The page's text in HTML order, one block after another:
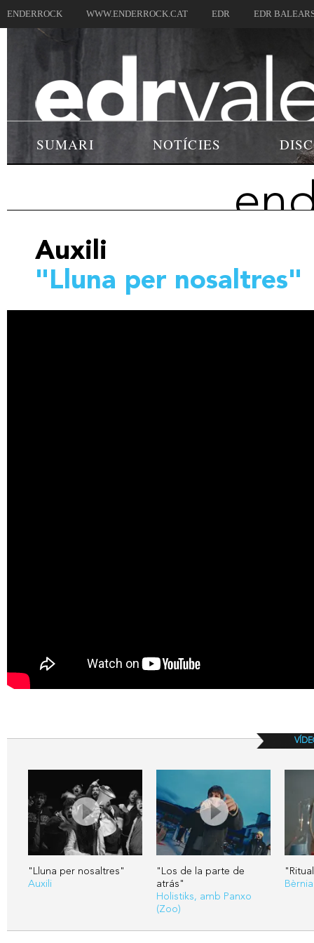
ENDERROCK WWW.ENDERROCK.CAT EDR EDR
SUMARI NOTÍCIES
Auxili
"Lluna per nosaltres"
"Lluna per nosaltres"
Auxili
"Los de la parte de
atrás"
Holistiks, amb Panxo
(Zoo)
Bèrnia